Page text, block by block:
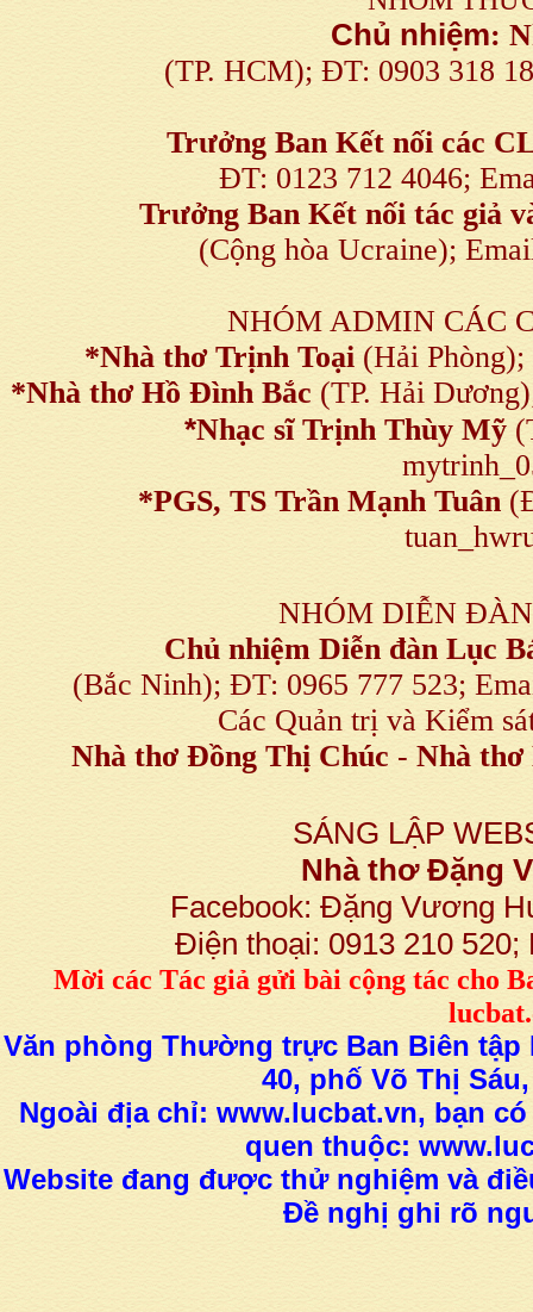
Chủ nhiệm:
(TP. HCM); ĐT: 0903 318
Trưởng Ban Kết nối các
ĐT: 0123 712 4046;
Trưởng Ban Kết nối tác giả
(Cộng hòa Ucraine);
NHÓM ADMIN CÁC
*Nhà thơ Trịnh Toại (Hải
*Nhà thơ Hồ Đình Bắc (TP. Hải
*Nhạc sĩ Trịnh Thùy Mỹ
*PGS, TS Trần Mạnh Tuân
NHÓM DIỄN
Chủ nhiệm Diễn đàn Lục
(Bắc Ninh); ĐT: 0965 777 523;
Các Quản trị và Kiểm
Nhà thơ Đồng Thị Chúc - Nhà thơ
SÁNG LẬP
Nhà thơ Đặng
Facebook: Đặng Vương
Điện thoại: 0913 210
Mời các Tác giả gửi bàicộng tác cho
Văn phòng Thường trực Ban Biên tập
40, phố Võ Thị
Ngoài địa chỉ: www.lucbat.vn, bạn
quen thuộc:
Website đang được thử nghiệm và
Đề nghị ghi rõ